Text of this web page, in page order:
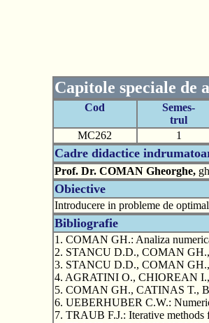
Capitole speciale de
Cod
Semes-
trul
MC262 1
Cadre didactice
Prof. Dr. COMAN Gheorghe,
Obiective
Introducere in probleme de
Bibliografie
1. COMAN GH.: Analiza
2. STANCU D.D., COMAN GH.,
3. STANCU D.D., COMAN GH.,
4. AGRATINI O., CHIOREAN I.,
5. COMAN GH., CATINAS T.,
6. UEBERHUBER C.W.:
7. TRAUB F.J.: Iterative